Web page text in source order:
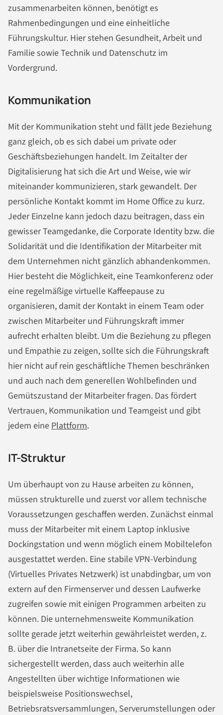
zusammenarbeiten können, benötigt es
Rahmenbedingungen und eine einheitliche
Führungskultur. Hier stehen Gesundheit, Arbeit und
Familie sowie Technik und Datenschutz im
Vordergrund.
Kommunikation
Mit der Kommunikation steht und fällt jede Beziehung
ganz gleich, ob es sich dabei um private oder
Geschäftsbeziehungen handelt. Im Zeitalter der
Digitalisierung hat sich die Art und Weise, wie wir
miteinander kommunizieren, stark gewandelt. Der
persönliche Kontakt kommt im Home Office zu kurz.
Jeder Einzelne kann jedoch dazu beitragen, dass ein
gewisser Teamgedanke, die Corporate Identity bzw. die
Solidarität und die Identifikation der Mitarbeiter mit
dem Unternehmen nicht gänzlich abhandenkommen.
Hier besteht die Möglichkeit, eine Teamkonferenz oder
eine regelmäßige virtuelle Kaffeepause zu
organisieren, damit der Kontakt in einem Team oder
zwischen Mitarbeiter und Führungskraft immer
aufrecht erhalten bleibt. Um die Beziehung zu pflegen
und Empathie zu zeigen, sollte sich die Führungskraft
hier nicht auf rein geschäftliche Themen beschränken
und auch nach dem generellen Wohlbefinden und
Gemütszustand der Mitarbeiter fragen. Das fördert
Vertrauen, Kommunikation und Teamgeist und gibt
jedem eine Plattform.
IT-Struktur
Um überhaupt von zu Hause arbeiten zu können,
müssen strukturelle und zuerst vor allem technische
Voraussetzungen geschaffen werden. Zunächst einmal
muss der Mitarbeiter mit einem Laptop inklusive
Dockingstation und wenn möglich einem Mobiltelefon
ausgestattet werden. Eine stabile VPN-Verbindung
(Virtuelles Privates Netzwerk) ist unabdingbar, um von
extern auf den Firmenserver und dessen Laufwerke
zugreifen sowie mit einigen Programmen arbeiten zu
können. Die unternehmensweite Kommunikation
sollte gerade jetzt weiterhin gewährleistet werden, z.
B. über die Intranetseite der Firma. So kann
sichergestellt werden, dass auch weiterhin alle
Angestellten über wichtige Informationen wie
beispielsweise Positionswechsel,
Betriebsratsversammlungen, Serverumstellungen oder